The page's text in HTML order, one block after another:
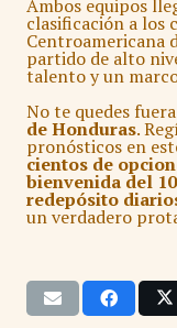
Ambos equipos
clasificación a los
Centroamericana
partido de alto
talento y un
No te quedes
de Honduras.
pronósticos en
cientos de
bienvenida del
redepósito
un verdadero